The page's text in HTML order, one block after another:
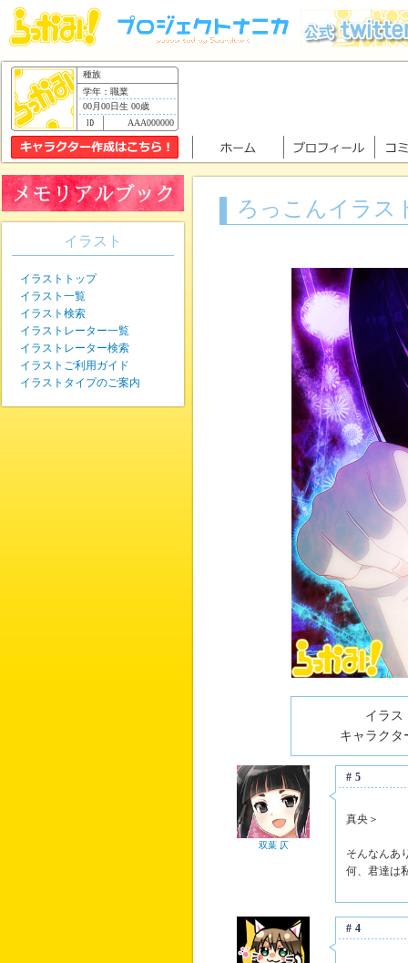
種族
学年：職業
00月00日生 00歳
AAA000000
ろっこんイラス
イラス
キャラクタ
双葉 仄
#5
真央＞
そんなんあ
何、君達は
#4
イラスト
イラストトップ
イラスト一覧
イラスト検索
イラストレーター一覧
イラストレーター検索
イラストご利用ガイド
イラストタイプのご案内